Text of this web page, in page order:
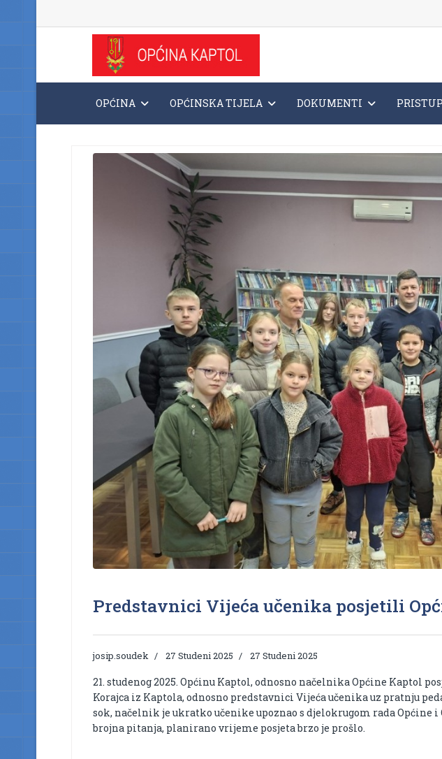
OPĆINA OPĆINSKA TIJELA DOKUMENTI
Predstavnici Vijeća učenika posjetili
josip.soudek 27 Studeni 2025 27 Studeni 2025
21. studenog 2025. Općinu Kaptol, odnosno načelnika Općine Kaptol
Korajca iz Kaptola, odnosno predstavnici Vijeća učenika uz pratnju
sok, načelnik je ukratko učenike upoznao s djelokrugom rada Općine
brojna pitanja, planirano vrijeme posjeta brzo je prošlo.